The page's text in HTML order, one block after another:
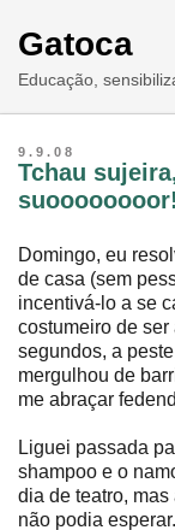
Gatoca
Educação,
9.9.08
Tchau
suoooooooor!
Domingo, eu
de casa (sem
incentivá-lo a se
costumeiro de ser
segundos, a
mergulhou de
me abraçar
Liguei passada
shampoo e o
dia de teatro,
não podia